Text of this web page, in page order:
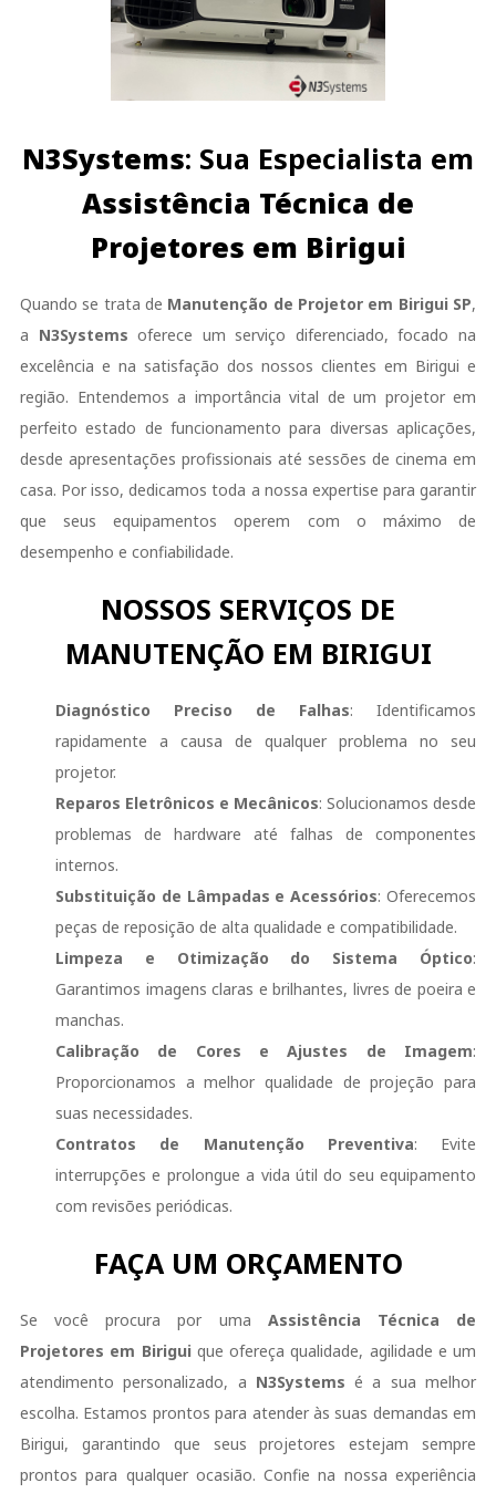
N3Systems: Sua Especialista em
Assistência Técnica de
Projetores em Birigui
Quando se trata de Manutenção de Projetor em Birigui SP,
a N3Systems oferece um serviço diferenciado, focado na
excelência e na satisfação dos nossos clientes em Birigui e
região. Entendemos a importância vital de um projetor em
perfeito estado de funcionamento para diversas aplicações,
desde apresentações profissionais até sessões de cinema em
casa. Por isso, dedicamos toda a nossa expertise para garantir
que seus equipamentos operem com o máximo de
desempenho e confiabilidade.
NOSSOS SERVIÇOS DE
MANUTENÇÃO EM BIRIGUI
Diagnóstico Preciso de Falhas: Identificamos
rapidamente a causa de qualquer problema no seu
projetor.
Reparos Eletrônicos e Mecânicos: Solucionamos desde
problemas de hardware até falhas de componentes
internos.
Substituição de Lâmpadas e Acessórios: Oferecemos
peças de reposição de alta qualidade e compatibilidade.
Limpeza e Otimização do Sistema Óptico:
Garantimos imagens claras e brilhantes, livres de poeira e
manchas.
Calibração de Cores e Ajustes de Imagem:
Proporcionamos a melhor qualidade de projeção para
suas necessidades.
Contratos de Manutenção Preventiva: Evite
interrupções e prolongue a vida útil do seu equipamento
com revisões periódicas.
FAÇA UM ORÇAMENTO
Se você procura por uma Assistência Técnica de
Projetores em Biriguique ofereça qualidade, agilidade e um
atendimento personalizado, a N3Systems é a sua melhor
escolha. Estamos prontos para atender às suas demandas em
Birigui, garantindo que seus projetores estejam sempre
prontos para qualquer ocasião. Confie na nossa experiência